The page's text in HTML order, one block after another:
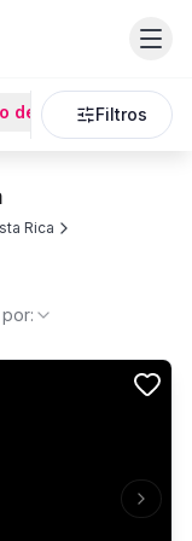
de Propiedad
Filtros
Rica
Next